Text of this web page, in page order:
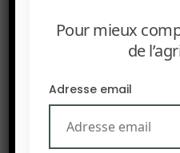
internationale
…), des
(Fondation
Gates…), des
entreprises privées
(Syngenta,Yara…)
Pour mieux
de
Adresse email